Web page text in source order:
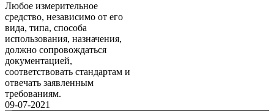
Любое измерительное
средство, независимо от его
вида, типа, способа
использования, назначения,
должно сопровождаться
документацией,
соответствовать стандартам и
отвечать заявленным
требованиям.
09-07-2021